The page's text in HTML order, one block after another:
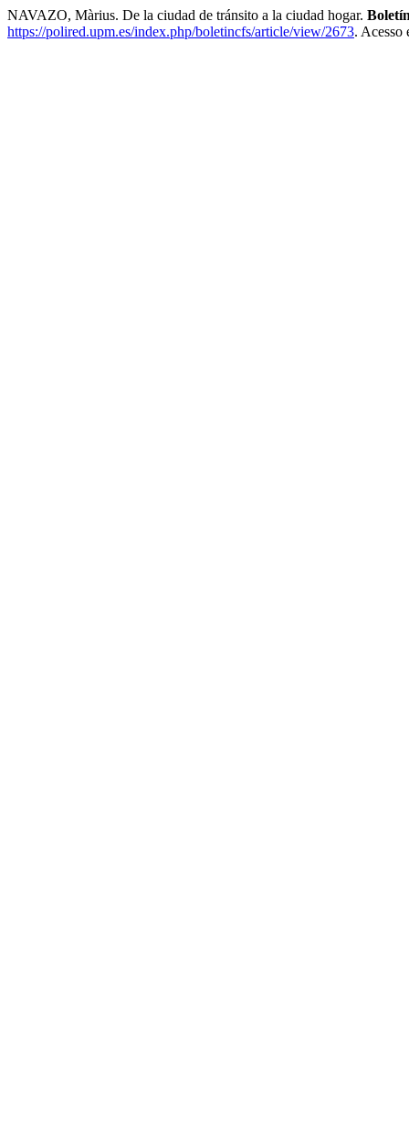
NAVAZO, Màrius. De la ciudad de tránsito a la ciudad hogar.
https://polired.upm.es/index.php/boletincfs/article/view/2673. Acesso